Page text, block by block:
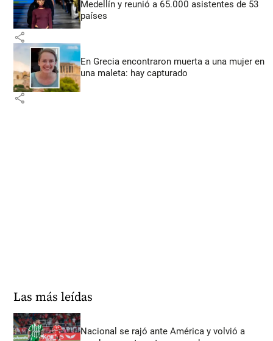
Medellín y reunió a 65.000 asistentes de 53
países
share
En Grecia encontraron muerta a una mujer en
una maleta: hay capturado
share
Las más leídas
Nacional se rajó ante América y volvió a